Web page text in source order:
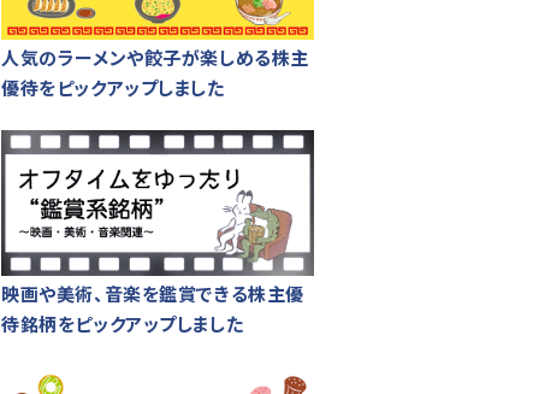
人気のラーメンや餃子が楽しめる株主
優待をピックアップしました
映画や美術、音楽を鑑賞できる株主優
待銘柄をピックアップしました